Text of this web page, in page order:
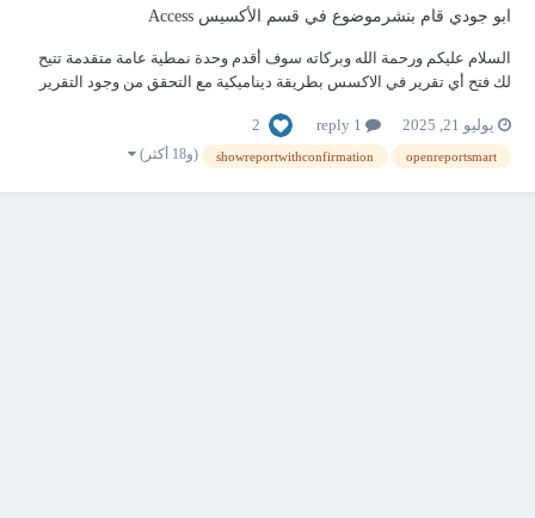
ابو جودي قام بنشرموضوع في قسم الأكسيس Access
السلام عليكم ورحمة الله وبركاته سوف أقدم وحدة نمطية عامة متقدمة تتيح
لك فتح أي تقرير في الاكسس بطريقة ديناميكية مع التحقق من وجود التقرير
والمميزات تحقق تلقائي من وجود التقرير قبل عرضه دعم التصفية من خلال
تمرير شر...
يوليو 21, 2025 2
openreportsmart
showreportwithconfirmation (و18 أكثر)